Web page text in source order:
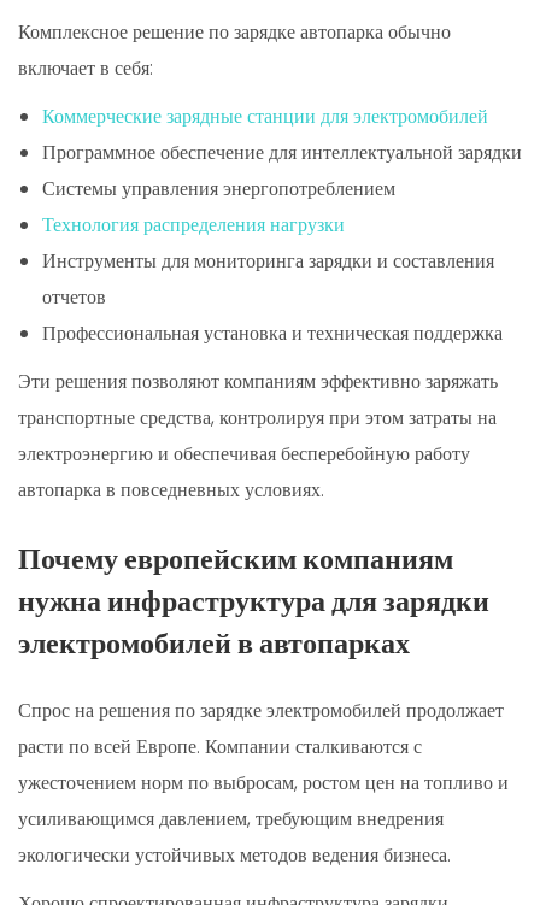
Комплексное решение по зарядке автопарка обычно
включает в себя:
Коммерческие зарядные станции для электромобилей
Программное обеспечение для интеллектуальной зарядки
Системы управления энергопотреблением
Технология распределения нагрузки
Инструменты для мониторинга зарядки и составления
отчетов
Профессиональная установка и техническая поддержка
Эти решения позволяют компаниям эффективно заряжать
транспортные средства, контролируя при этом затраты на
электроэнергию и обеспечивая бесперебойную работу
автопарка в повседневных условиях.
Почему европейским компаниям
нужна инфраструктура для зарядки
электромобилей в автопарках
Спрос на решения по зарядке электромобилей продолжает
расти по всей Европе. Компании сталкиваются с
ужесточением норм по выбросам, ростом цен на топливо и
усиливающимся давлением, требующим внедрения
экологически устойчивых методов ведения бизнеса.